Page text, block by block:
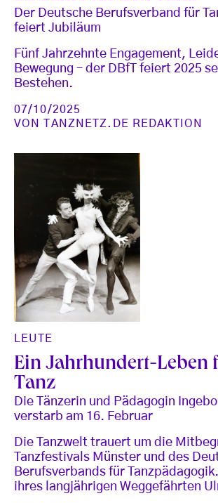
Der Deutsche Berufsverband für
feiert Jubiläum
Fünf Jahrzehnte Engagement,
Bewegung – der DBfT feiert 2025
Bestehen.
07/10/2025
VON
TANZNETZ.DE REDAKTION
LEUTE
Ein Jahrhundert-Leben
Tanz
Die Tänzerin und Pädagogin
verstarb am 16. Februar
Die Tanzwelt trauert um die
Tanzfestivals Münster und des
Berufsverbands für
ihres langjährigen Weggefährten